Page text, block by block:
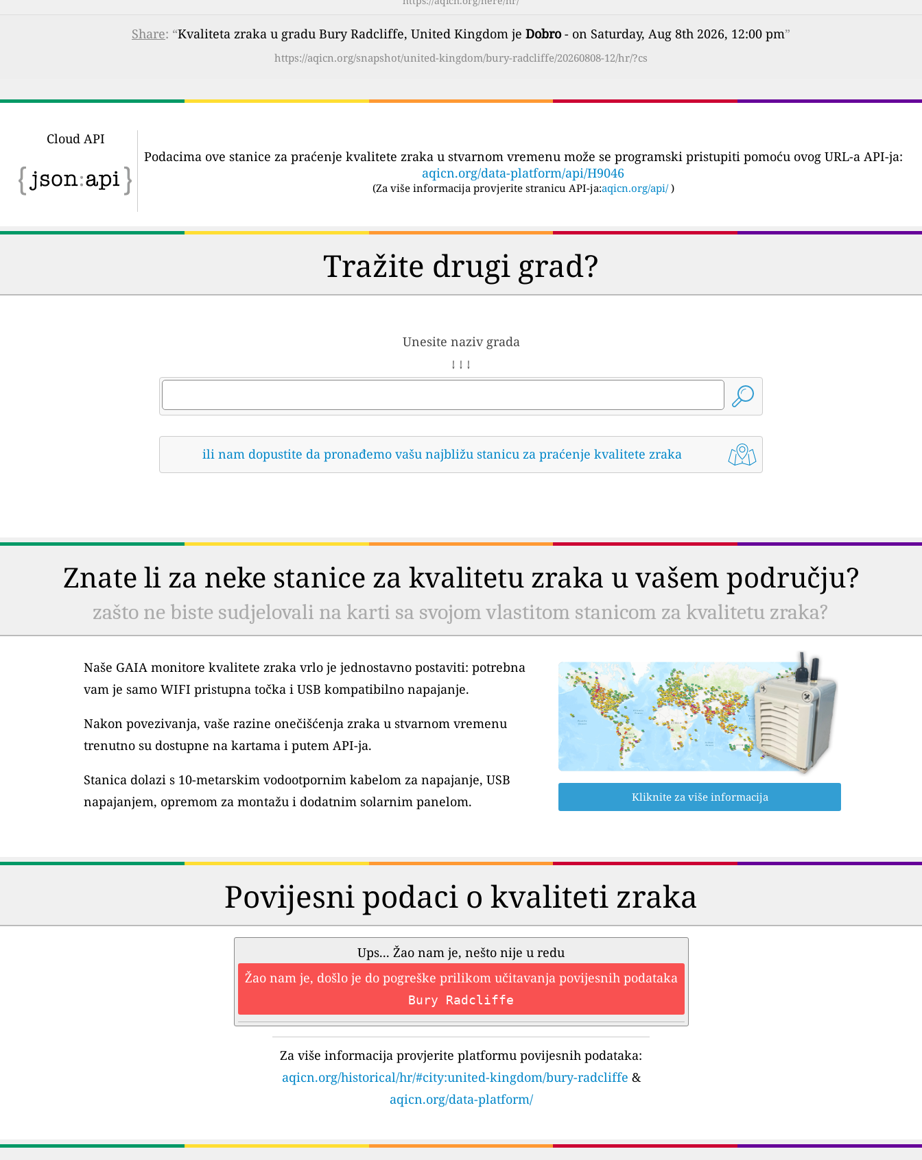
Share: “Kvaliteta zraka u gradu Bury Radcliffe, United Kingdom je Dobro- on Saturday, Aug 8th 2026, 12:00 pm”
https://aqicn.org/snapshot/united-kingdom/bury-radcliffe/20260808-12/hr/?cs
Cloud API
Podacima ove stanice za praćenje kvalitete zraka u stvarnom vremenu može se programski pristupiti pomoću ovog URL-a API-ja:
aqicn.org/data-platform/api/H9046
(Za više informacija provjerite stranicu API-ja:aqicn.org/api/ )
Tražite drugi grad?
Unesite naziv grada
↓ ↓ ↓
ili nam dopustite da pronađemo vašu najbližu stanicu za praćenje kvalitete zraka
Znate li za neke stanice za kvalitetu zraka u vašem području?
zašto ne biste sudjelovali na karti sa svojom vlastitom stanicom za kvalitetu zraka?
Naše GAIA monitore kvalitete zraka vrlo je jednostavno postaviti: potrebna
vam je samo WIFI pristupna točka i USB kompatibilno napajanje.
Nakon povezivanja, vaše razine onečišćenja zraka u stvarnom vremenu
trenutno su dostupne na kartama i putem API-ja.
Stanica dolazi s 10-metarskim vodootpornim kabelom za napajanje, USB
napajanjem, opremom za montažu i dodatnim solarnim panelom.
Kliknite za više informacija
Povijesni podaci o kvaliteti zraka
Ups... Žao nam je, nešto nije u redu
Žao nam je, došlo je do pogreške prilikom učitavanja povijesnih podataka
Bury Radcliffe
Za više informacija provjerite platformu povijesnih podataka:
aqicn.org/historical/hr/#city:united-kingdom/bury-radcliffe &
aqicn.org/data-platform/